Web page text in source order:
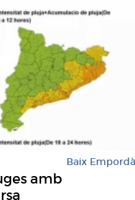
Baix Empordà
amb